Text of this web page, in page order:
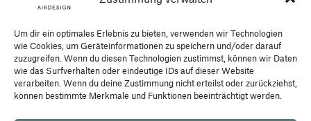
Um dir ein optimales Erlebnis zu bieten, verwenden wir Technologien
wie Cookies, um Geräteinformationen zu speichern und/oder darauf
zuzugreifen. Wenn du diesen Technologien zustimmst, können wir Daten
wie das Surfverhalten oder eindeutige IDs auf dieser Website
verarbeiten. Wenn du deine Zustimmung nicht erteilst oder zurückziehst,
können bestimmte Merkmale und Funktionen beeinträchtigt werden.